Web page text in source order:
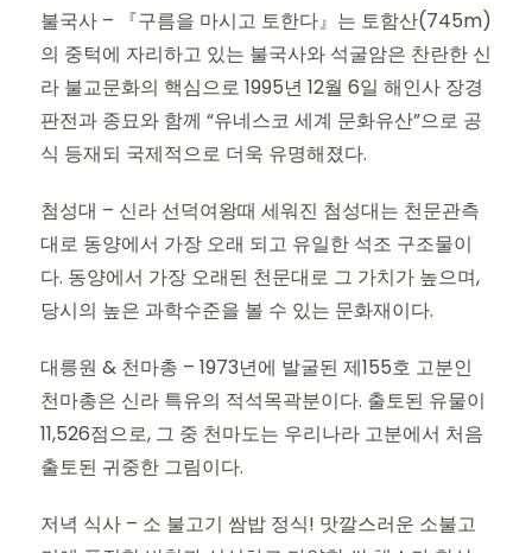
불국사 – 『구름을 마시고 토한다』는 토함산(745m)
의 중턱에 자리하고 있는 불국사와 석굴암은 찬란한 신
라 불교문화의 핵심으로 1995년 12월 6일 해인사 장경
판전과 종묘와 함께 “유네스코 세계 문화유산”으로 공
식 등재되 국제적으로 더욱 유명해졌다.
첨성대 – 신라 선덕여왕때 세워진 첨성대는 천문관측
대로 동양에서 가장 오래 되고 유일한 석조 구조물이
다. 동양에서 가장 오래된 천문대로 그 가치가 높으며,
당시의 높은 과학수준을 볼 수 있는 문화재이다.
대릉원 & 천마총 – 1973년에 발굴된 제155호 고분인
천마총은 신라 특유의 적석목곽분이다. 출토된 유물이
11,526점으로, 그 중 천마도는 우리나라 고분에서 처음
출토된 귀중한 그림이다.
저녁 식사 – 소 불고기 쌈밥 정식! 맛깔스러운 소불고